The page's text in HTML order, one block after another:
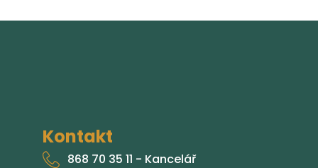
Kontakt
868 70 35 11 - Kancelář